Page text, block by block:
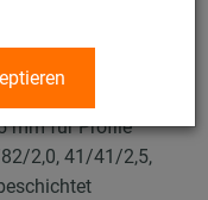
mm für Profile
2,0, 41/41/2,5,